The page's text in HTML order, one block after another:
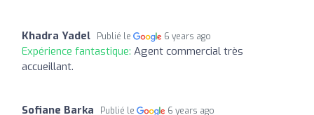
Khadra Yadel Publié le 6 years ago
Expérience fantastique: Agent commercial très
accueillant.
Sofiane Barka Publié le 6 years ago